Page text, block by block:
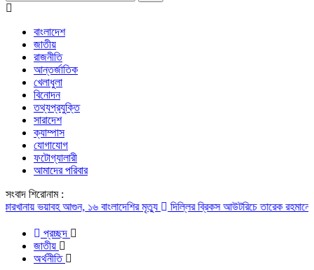
বাংলাদেশ
জাতীয়
রাজনীতি
আন্তর্জাতিক
খেলাধুলা
বিনোদন
তথ্যপ্রযুক্তি
সারাদেশ
ক্যাম্পাস
যোগাযোগ
ফটোগ্যালারী
আমাদের পরিবার
সংবাদ শিরোনাম :
ভয়াবহ আগুন, ১৬ বাংলাদেশির মৃত্যু
দিল্লির ব্রিকস আউটরিচে তারেক রহমানের
প্রচ্ছদ
জাতীয়
অর্থনীতি